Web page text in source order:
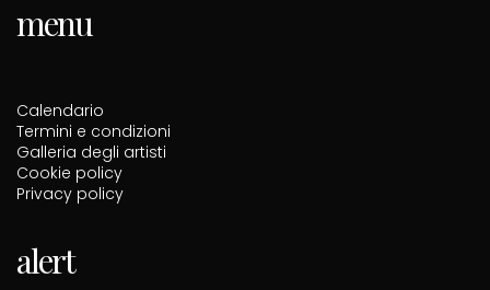
menu
Calendario
Termini e condizioni
Galleria degli artisti
Cookie policy
Privacy policy
alert